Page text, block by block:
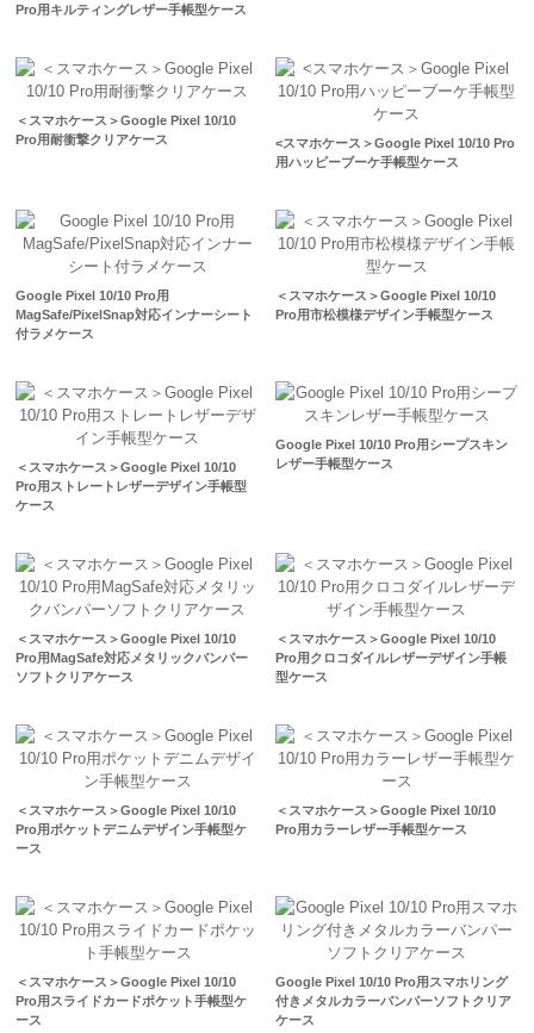
Pro用キルティングレザー手帳型ケース
＜スマホケース＞Google Pixel 10/10
Pro用耐衝撃クリアケース
<スマホケース＞Google Pixel 10/10 Pro
用ハッピーブーケ手帳型ケース
Google Pixel 10/10 Pro用
MagSafe/PixelSnap対応インナーシート
付ラメケース
＜スマホケース＞Google Pixel 10/10
Pro用市松模様デザイン手帳型ケース
＜スマホケース＞Google Pixel 10/10
Pro用ストレートレザーデザイン手帳型
ケース
Google Pixel 10/10 Pro用シープスキン
レザー手帳型ケース
＜スマホケース＞Google Pixel 10/10
Pro用MagSafe対応メタリックバンパー
ソフトクリアケース
＜スマホケース＞Google Pixel 10/10
Pro用クロコダイルレザーデザイン手帳
型ケース
＜スマホケース＞Google Pixel 10/10
Pro用ポケットデニムデザイン手帳型ケ
ース
＜スマホケース＞Google Pixel 10/10
Pro用カラーレザー手帳型ケース
＜スマホケース＞Google Pixel 10/10
Pro用スライドカードポケット手帳型ケ
ース
Google Pixel 10/10 Pro用スマホリング
付きメタルカラーバンパーソフトクリア
ケース